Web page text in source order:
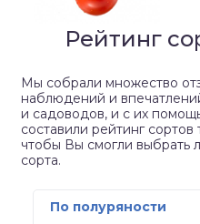
Рейтинг
Мы собрали множество
наблюдений и
и садоводов, и с их
составили рейтинг сортов
чтобы Вы смогли выбрать
сорта.
По полуряности